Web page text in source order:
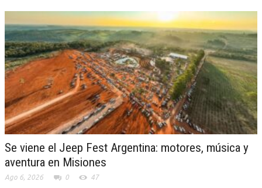
Se viene el Jeep Fest Argentina: motores, música y
aventura en Misiones
Ago 6, 2026 0 47